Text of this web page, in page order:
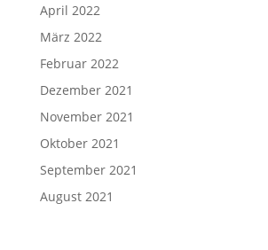
April 2022
März 2022
Februar 2022
Dezember 2021
November 2021
Oktober 2021
September 2021
August 2021